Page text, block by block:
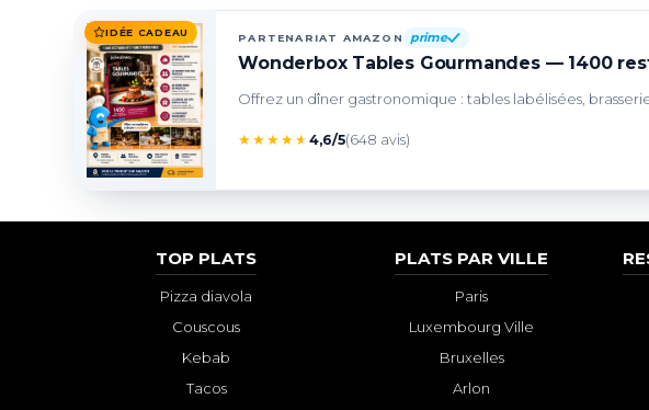
IDÉE CADEAU PARTENARIAT AMAZON prime
Wonderbox Tables Gourmandes — 1400
Offrez un dîner gastronomique : tables labélisées,
★★★★★4,6/5(648 avis)
TOP PLATS
Pizza diavola
Couscous
Kebab
Tacos
PLATS PAR VILLE
Paris
Luxembourg Ville
Bruxelles
Arlon